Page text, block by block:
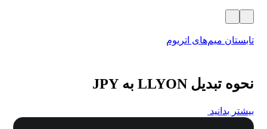
تابستان میم‌های اتریوم
نحوه تبدیل LLYON به JPY
بیشتر بدانید